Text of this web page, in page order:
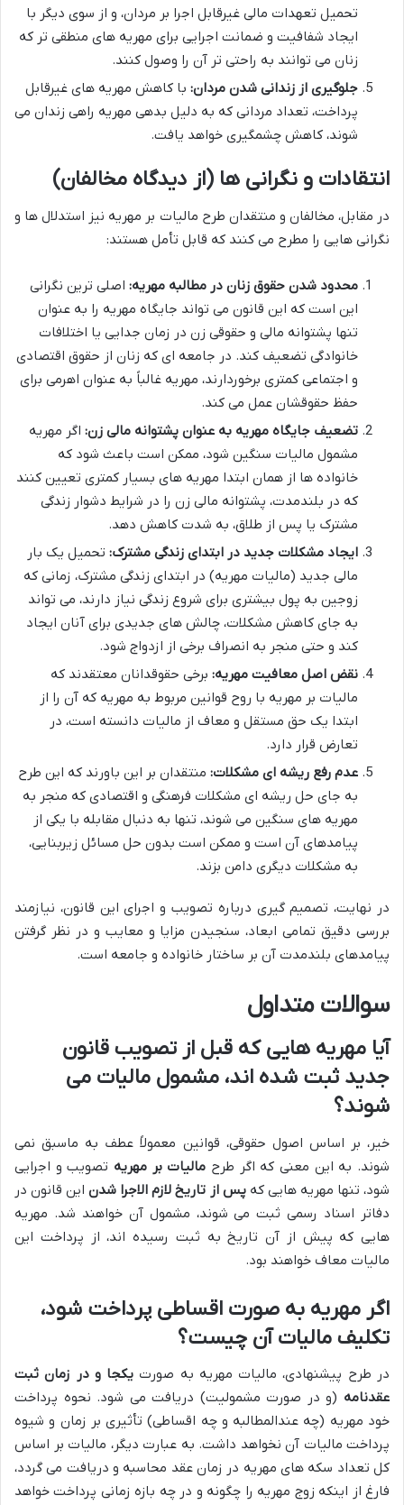
تحمیل تعهدات مالی غیرقابل اجرا بر مردان، و از سوی دیگر با
ایجاد شفافیت و ضمانت اجرایی برای مهریه های منطقی تر که
زنان می توانند به راحتی تر آن را وصول کنند.
جلوگیری از زندانی شدن مردان: با کاهش مهریه های غیرقابل
پرداخت، تعداد مردانی که به دلیل بدهی مهریه راهی زندان می
شوند، کاهش چشمگیری خواهد یافت.
انتقادات و نگرانی ها (از دیدگاه مخالفان)
در مقابل، مخالفان و منتقدان طرح مالیات بر مهریه نیز استدلال ها و
نگرانی هایی را مطرح می کنند که قابل تأمل هستند:
محدود شدن حقوق زنان در مطالبه مهریه: اصلی ترین نگرانی
این است که این قانون می تواند جایگاه مهریه را به عنوان
تنها پشتوانه مالی و حقوقی زن در زمان جدایی یا اختلافات
خانوادگی تضعیف کند. در جامعه ای که زنان از حقوق اقتصادی
و اجتماعی کمتری برخوردارند، مهریه غالباً به عنوان اهرمی برای
حفظ حقوقشان عمل می کند.
تضعیف جایگاه مهریه به عنوان پشتوانه مالی زن: اگر مهریه
مشمول مالیات سنگین شود، ممکن است باعث شود که
خانواده ها از همان ابتدا مهریه های بسیار کمتری تعیین کنند
که در بلندمدت، پشتوانه مالی زن را در شرایط دشوار زندگی
مشترک یا پس از طلاق، به شدت کاهش دهد.
ایجاد مشکلات جدید در ابتدای زندگی مشترک: تحمیل یک بار
مالی جدید (مالیات مهریه) در ابتدای زندگی مشترک، زمانی که
زوجین به پول بیشتری برای شروع زندگی نیاز دارند، می تواند
به جای کاهش مشکلات، چالش های جدیدی برای آنان ایجاد
کند و حتی منجر به انصراف برخی از ازدواج شود.
نقض اصل معافیت مهریه: برخی حقوقدانان معتقدند که
مالیات بر مهریه با روح قوانین مربوط به مهریه که آن را از
ابتدا یک حق مستقل و معاف از مالیات دانسته است، در
تعارض قرار دارد.
عدم رفع ریشه ای مشکلات: منتقدان بر این باورند که این طرح
به جای حل ریشه ای مشکلات فرهنگی و اقتصادی که منجر به
مهریه های سنگین می شوند، تنها به دنبال مقابله با یکی از
پیامدهای آن است و ممکن است بدون حل مسائل زیربنایی،
به مشکلات دیگری دامن بزند.
در نهایت، تصمیم گیری درباره تصویب و اجرای این قانون، نیازمند
بررسی دقیق تمامی ابعاد، سنجیدن مزایا و معایب و در نظر گرفتن
پیامدهای بلندمدت آن بر ساختار خانواده و جامعه است.
سوالات متداول
آیا مهریه هایی که قبل از تصویب قانون
جدید ثبت شده اند، مشمول مالیات می
شوند؟
خیر، بر اساس اصول حقوقی، قوانین معمولاً عطف به ماسبق نمی
شوند. به این معنی که اگر طرح مالیات بر مهریه تصویب و اجرایی
شود، تنها مهریه هایی کهپس از تاریخ لازم الاجرا شدناین قانون در
دفاتر اسناد رسمی ثبت می شوند، مشمول آن خواهند شد. مهریه
هایی که پیش از آن تاریخ به ثبت رسیده اند، از پرداخت این
مالیات معاف خواهند بود.
اگر مهریه به صورت اقساطی پرداخت شود،
تکلیف مالیات آن چیست؟
در طرح پیشنهادی، مالیات مهریه به صورت یکجا و در زمان ثبت
عقدنامه (و در صورت مشمولیت) دریافت می شود. نحوه پرداخت
خود مهریه (چه عندالمطالبه و چه اقساطی) تأثیری بر زمان و شیوه
پرداخت مالیات آن نخواهد داشت. به عبارت دیگر، مالیات بر اساس
کل تعداد سکه های مهریه در زمان عقد محاسبه و دریافت می گردد،
فارغ از اینکه زوج مهریه را چگونه و در چه بازه زمانی پرداخت خواهد